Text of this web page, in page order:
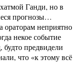
Ганди, но в
прогнозы…
ораторам неприятно
некое событие
будто предвидели
что «к этому всё